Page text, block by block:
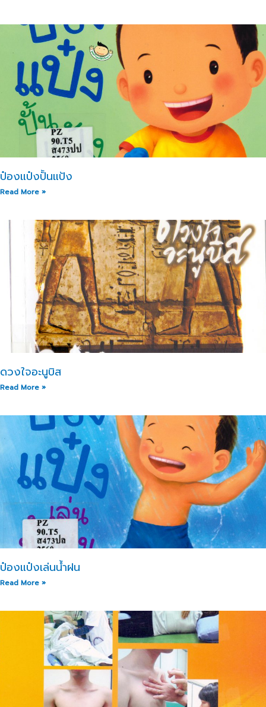
ป๋องแป๋งปั้นแป้ง​
Read More »
ดวงใจอะนูบิส
Read More »
ป๋องแป๋งเล่นน้ำฝน​
Read More »